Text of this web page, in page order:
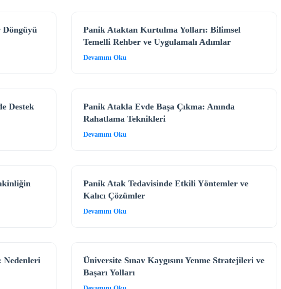
Döngüyü
Panik Ataktan Kurtulma Yolları: Bilimsel
Temelli Rehber ve Uygulamalı Adımlar
Devamını Oku
Destek
Panik Atakla Evde Başa Çıkma: Anında
Rahatlama Teknikleri
Devamını Oku
Panik Atak Tedavisinde Etkili Yöntemler ve
Kalıcı Çözümler
Devamını Oku
Nedenleri
Üniversite Sınav Kaygısını Yenme Stratejileri ve
Başarı Yolları